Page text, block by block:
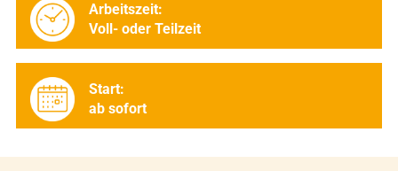
Arbeitszeit:
Voll- oder Teilzeit
Start:
ab sofort